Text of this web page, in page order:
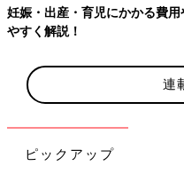
妊娠・出産・育児にかかる費
やすく解説！
連
ピックアップ